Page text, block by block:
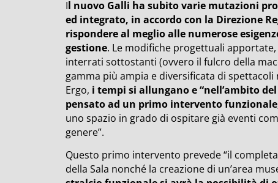
Il nuovo Galli ha subito varie mutazioni
ed integrato, in accordo con la Direzione
rispondere al meglio alle numerose
gestione. Le modifiche progettuali
interrati sottostanti (ovvero il fulcro della
gamma più ampia e diversificata di
Ergo, i tempi si allungano e “nell’ambito
pensato ad un primo intervento
uno spazio in grado di ospitare già eventi
genere”.
Questo primo intervento prevede “il
della Sala nonché la creazione di un’area